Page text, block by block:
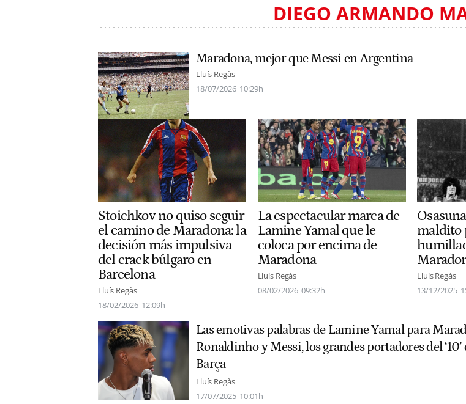
DIEGO ARMANDO
Maradona, mejor que Messi en Argentina
Lluís Regàs
18/07/2026 10:29h
Stoichkov no quiso seguir
el camino de Maradona: la
decisión más impulsiva
del crack búlgaro en
Barcelona
Lluís Regàs
18/02/2026 12:09h
La espectacular marca de
Lamine Yamal que le
coloca por encima de
Maradona
Lluís Regàs
08/02/2026 09:32h
maldito
Lluís Regàs
13/12/2025
Las emotivas palabras de Lamine Yamal para
Ronaldinho y Messi, los grandes portadores del ‘10’
Barça
Lluís Regàs
17/07/2025 10:01h